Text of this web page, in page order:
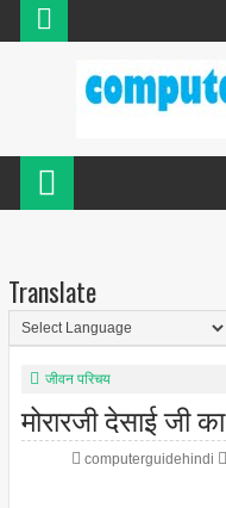
Translate
जीवन परिचय
मोरारजी देसाई जी
computerguidehindi